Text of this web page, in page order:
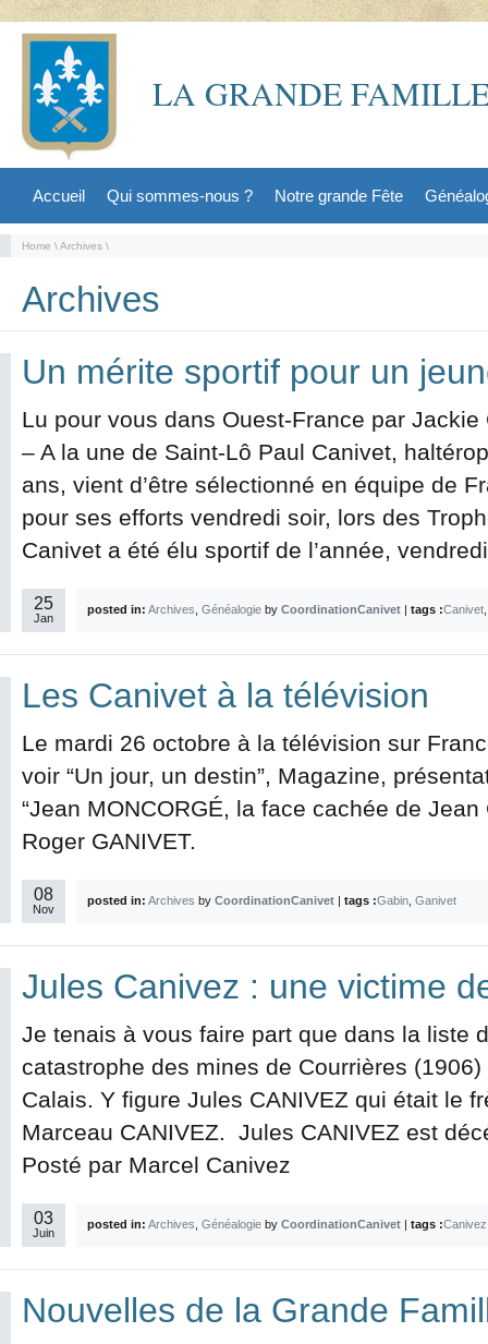
LA GRANDE
Accueil Qui sommes-nous ? Notre grande Fête
Home \Archives \
Archives
Un mérite sportif pour un
Lu pour vous dans Ouest-France par
– A la une de Saint-Lô Paul Canivet,
ans, vient d’être sélectionné en équipe de
pour ses efforts vendredi soir, lors des
Canivet a été élu sportif de l’année,
25
Jan
posted in: Archives Généalogie by CoordinationCanivet | tags :Canivet
Les Canivet à la télévision
Le mardi 26 octobre à la télévision sur
voir “Un jour, un destin”, Magazine,
“Jean MONCORGÉ, la face cachée de
Roger GANIVET.
08
Nov
posted in: Archives by CoordinationCanivet | tags :Gabin Ganivet
Jules Canivez : une victime
Je tenais à vous faire part que dans la liste
catastrophe des mines de Courrières
Calais. Y figure Jules CANIVEZ qui était le
Marceau CANIVEZ. Jules CANIVEZ est
Posté par Marcel Canivez
03
Juin
posted in: Archives Généalogie by CoordinationCanivet | tags :Canivez
Nouvelles de la Grande